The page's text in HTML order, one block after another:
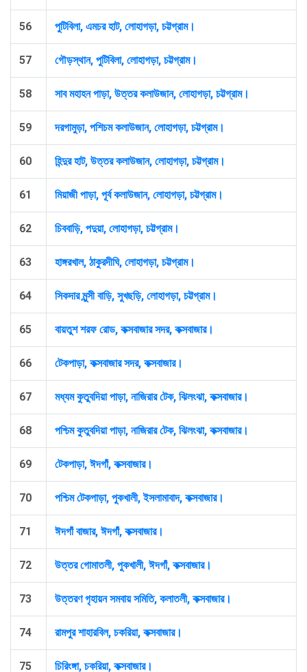
56 পুটিবিলা, এমচর হাট, লোহাগড়া, চট্টগ্রাম।
57 গৌড়স্থান, পুটিবিলা, লোহাগড়া, চট্টগ্রাম।
58 সাব মহাহন পাড়া, উত্তর কলাউজান, লোহাগড়া, চট্টগ্রাম।
59 দরগামুড়া, পশিচম কলাউজান, লোহাগড়া, চট্টগ্রাম।
60 হিন্দুর হাট, উত্তর কলাউজান, লোহাগড়া, চট্টগ্রাম।
61 মিয়াজী পাড়া, পূর্ব কলাউজান, লোহাগড়া, চট্টগ্রাম।
62 চিববাড়ি, পদুয়া, লোহাগড়া, চট্টগ্রাম।
63 হাঙ্গরখাল, ঠাকুরদীঘি, লোহাগড়া, চট্টগ্রাম।
64 সিকদার মুন্সী বাড়ি, সুখছড়ি, লোহাগড়া, চট্টগ্রাম।
65 বায়তুশ শরফ রোড, কক্সবাজার সদর, কক্সবাজার।
66 টেকপাড়া, কক্সবাজার সদর, কক্সবাজার।
67 মধ্যম কুতুবদিয়া পাড়া, নাজিরার টেক, ঝিলংঝা, কক্সবাজার।
68 পশ্চিম কুতুবদিয়া পাড়া, নাজিরার টেক, ঝিলংঝা, কক্সবাজার।
69 টেকপাড়া, ঈদগাঁ, কক্সবাজার।
70 পশ্চিম টেকপাড়া, পুকখালী, ইসলামাবাদ, কক্সবাজার।
71 ঈদগাঁ বাজার, ঈদগাঁ, কক্সবাজার।
72 উত্তর গোমাতলী, পুকখালী, ঈদগাঁ, কক্সবাজার।
73 উত্তরণ গৃহায়ন সমবায় সমিতি, কলাতলী, কক্সবাজার।
74 রামপুর শাহারবিল, চকরিয়া, কক্সবাজার।
75 চিরিংঙ্গা, চকরিয়া, কক্সবাজার।